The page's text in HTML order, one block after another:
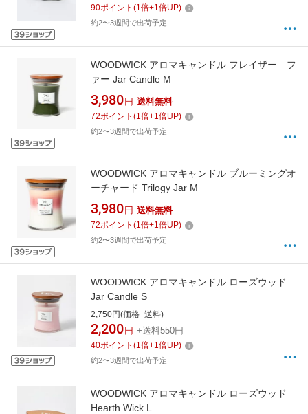
90ポイント (1倍+1倍UP)
約2〜3週間で出荷予定
WOODWICK アロマキャンドル フレイザー フ
ァー Jar Candle M
3,980 円 送料無料
72ポイント (1倍+1倍UP)
約2〜3週間で出荷予定
WOODWICK アロマキャンドル ブルーミングオ
ーチャード Trilogy Jar M
3,980 円 送料無料
72ポイント (1倍+1倍UP)
約2〜3週間で出荷予定
WOODWICK アロマキャンドル ローズウッド
Jar Candle S
2,750円(価格+送料)
2,200 円 +送料550円
40ポイント (1倍+1倍UP)
約2〜3週間で出荷予定
WOODWICK アロマキャンドル ローズウッド
Hearth Wick L